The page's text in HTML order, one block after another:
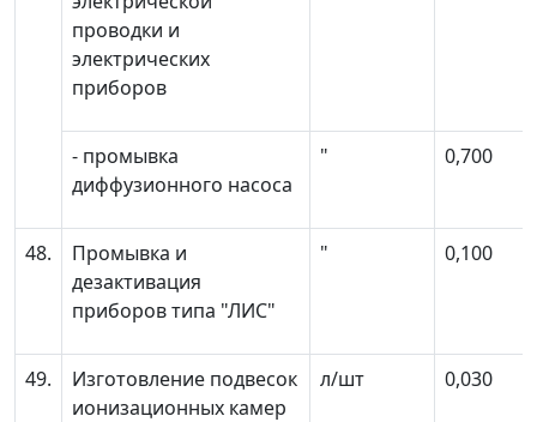
проводки и
электрических
приборов
- промывка
диффузионного насоса
" 0,700
48.
Промывка и
дезактивация
приборов типа "ЛИС"
" 0,100
49.
Изготовление подвесок
ионизационных камер
л/шт 0,030